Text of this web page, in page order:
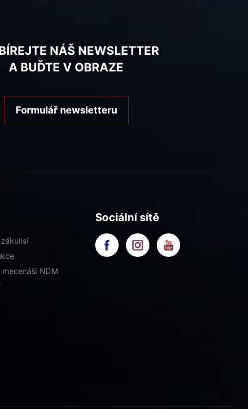
NÁŠ NEWSLETTER
A BUĎTE V OBRAZE
Formulář newsletteru
NDM
Sociální sítě